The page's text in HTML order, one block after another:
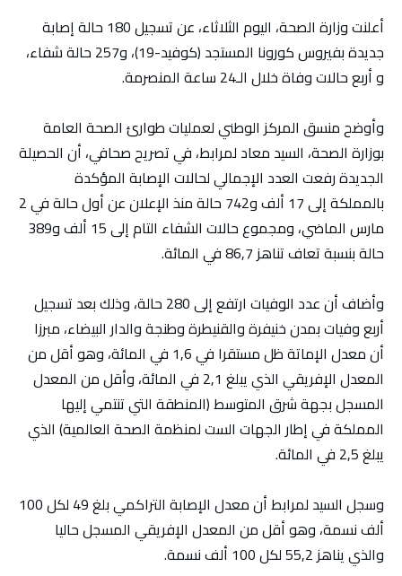
أعلنت وزارة الصحة، اليوم الثلاثاء، عن تسجيل 180 حالة إصابة
جديدة بفيروس كورونا المستجد (كوفيد-19)، و257 حالة شفاء،
و أربع حالات وفاة خلال الـ24 ساعة المنصرمة.
وأوضح منسق المركز الوطني لعمليات طوارئ الصحة العامة
بوزارة الصحة، السيد معاد لمرابط، في تصريح صحافي، أن الحصيلة
الجديدة رفعت العدد الإجمالي لحالات الإصابة المؤكدة
بالمملكة إلى 17 ألف و742 حالة منذ الإعلان عن أول حالة في 2
مارس الماضي، ومجموع حالات الشفاء التام إلى 15 ألف و389
حالة بنسبة تعاف تناهز 86,7 في المائة.
وأضاف أن عدد الوفيات ارتفع إلى 280 حالة، وذلك بعد تسجيل
أربع وفيات بمدن خنيفرة والقنيطرة وطنجة والدار البيضاء، مبرزا
أن معدل الإماتة ظل مستقرا في 1,6 في المائة، وهو أقل من
المعدل الإفريقي الذي يبلغ 2,1 في المائة، وأقل من المعدل
المسجل بجهة شرق المتوسط (المنطقة التي تنتمي إليها
المملكة في إطار الجهات الست لمنظمة الصحة العالمية) الذي
يبلغ 2,5 في المائة.
وسجل السيد لمرابط أن معدل الإصابة التراكمي بلغ 49 لكل 100
ألف نسمة، وهو أقل من المعدل الإفريقي المسجل حاليا
والذي يناهز 55,2 لكل 100 ألف نسمة.